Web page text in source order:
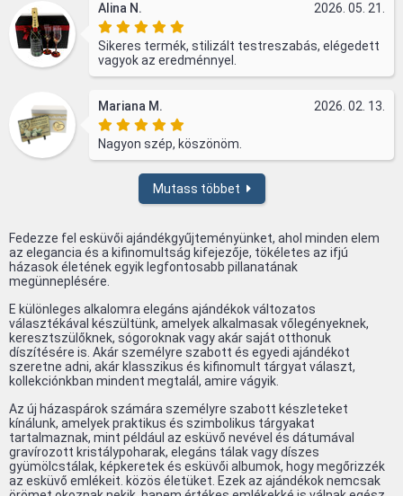
Alina N. 2026. 05. 21.
Sikeres termék, stilizált testreszabás, elégedett
vagyok az eredménnyel.
Mariana M. 2026. 02. 13.
Nagyon szép, köszönöm.
Mutass többet
Fedezze fel esküvői ajándékgyűjteményünket, ahol minden elem
az elegancia és a kifinomultság kifejezője, tökéletes az ifjú
házasok életének egyik legfontosabb pillanatának
megünneplésére.
E különleges alkalomra elegáns ajándékok változatos
választékával készültünk, amelyek alkalmasak vőlegényeknek,
keresztszülőknek, sógoroknak vagy akár saját otthonuk
díszítésére is. Akár személyre szabott és egyedi ajándékot
szeretne adni, akár klasszikus és kifinomult tárgyat választ,
kollekciónkban mindent megtalál, amire vágyik.
Az új házaspárok számára személyre szabott készleteket
kínálunk, amelyek praktikus és szimbolikus tárgyakat
tartalmaznak, mint például az esküvő nevével és dátumával
gravírozott kristálypoharak, elegáns tálak vagy díszes
gyümölcstálak, képkeretek és esküvői albumok, hogy megőrizzék
az esküvő emlékeit. közös életüket. Ezek az ajándékok nemcsak